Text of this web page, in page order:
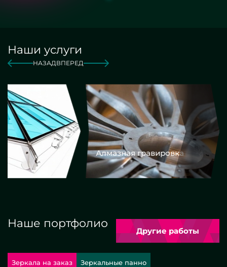
Наши услуги
НАЗАДВПЕРЕД
Алмазная гравировка
Наше портфолио
Другие работы
Зеркала на заказ Зеркальные панно